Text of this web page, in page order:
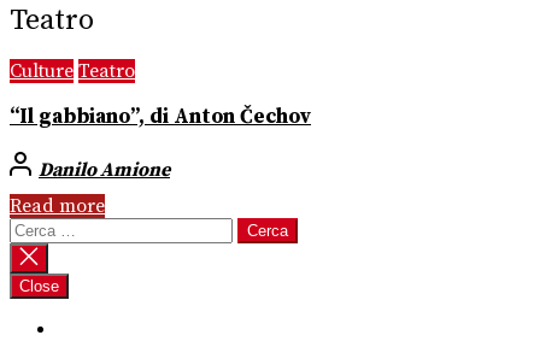
Teatro
Culture Teatro
“Il gabbiano”, di Anton Čechov
Danilo Amione
Read more
Ricerca
per:
Close